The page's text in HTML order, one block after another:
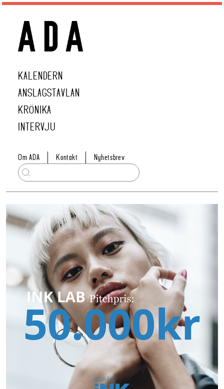
KALENDERN
ANSLAGSTAVLAN
KRÖNIKA
INTERVJU
Om ADA Kontakt Nyhetsbrev